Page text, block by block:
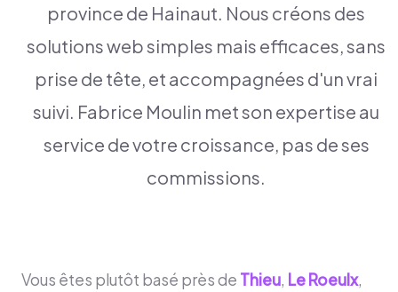
province de Hainaut. Nous créons des
solutions web simples mais efficaces, sans
prise de tête, et accompagnées d'un vrai
suivi. Fabrice Moulin met son expertise au
service de votre croissance, pas de ses
commissions.
Vous êtes plutôt basé près de Thieu, Le Roeulx,